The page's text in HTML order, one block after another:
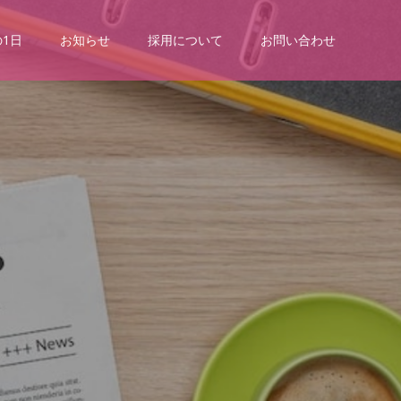
日 お知らせ 採用について お問い合わせ